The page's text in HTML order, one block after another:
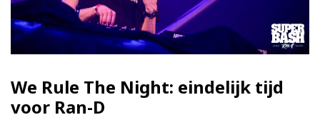
We Rule The Night: eindelijk tijd
voor Ran-D